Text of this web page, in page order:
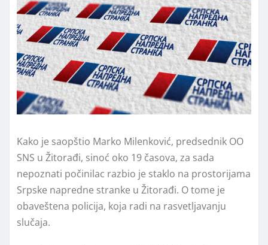
Kako je saopštio Marko Milenković, predsednik OO
SNS u Žitorađi, sinoć oko 19 časova, za sada
nepoznati počinilac razbio je staklo na prostorijama
Srpske napredne stranke u Žitorađi. O tome je
obaveštena policija, koja radi na rasvetljavanju
slučaja.